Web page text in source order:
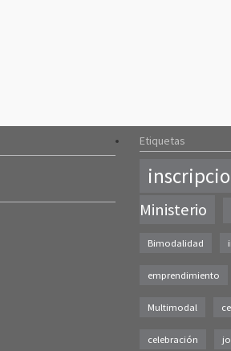
Etiquetas
Ministerio
Bimodalidad
emprendimiento
Multimodal
celebración